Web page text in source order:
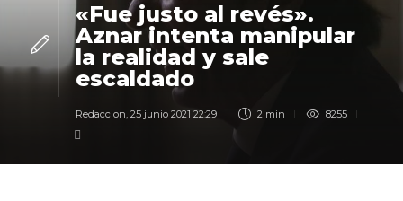
«Fue justo al revés».
Aznar intenta manipular
la realidad y sale
escaldado
Redaccion, 25 junio 2021 22:29 2 min 8255